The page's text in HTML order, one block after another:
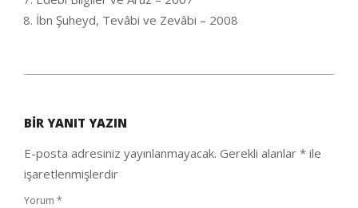
İbn Şuheyd, Tevâbi ve Zevâbi – 2008
12
BIR YANIT YAZIN
E-posta adresiniz yayınlanmayacak. Gerekli alanlar * ile
işaretlenmişlerdir
Yorum *